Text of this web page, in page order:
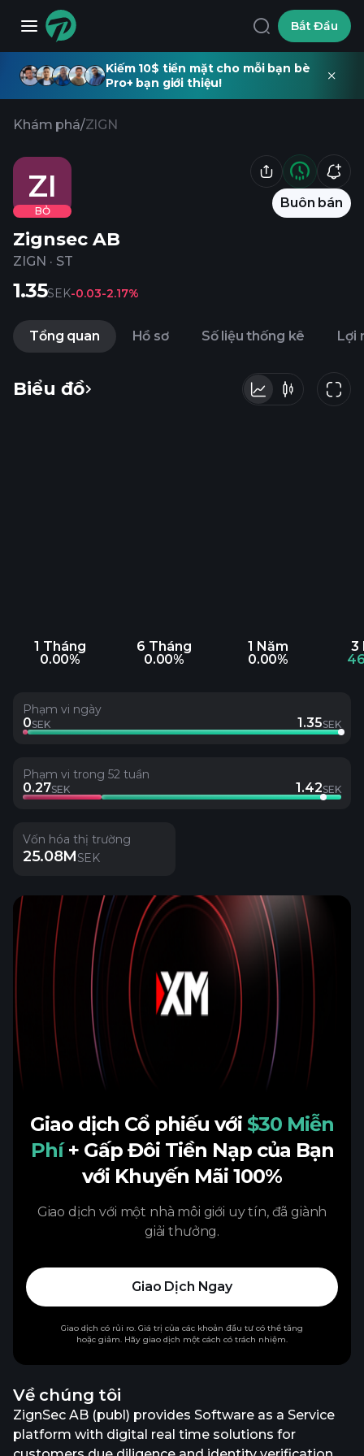
Bắt Đầu
Kiếm 10$ tiền mặt cho mỗi bạn bè
Pro+ bạn giới thiệu!
Khám phá/ZIGN
ZI
BỎ
Buôn bán
Zignsec AB
ZIGN · ST
1.35SEK-0.03-2.17%
Tổng quan Hồ sơ Số liệu thống kê Lợi
Biểu đồ
1 Tháng
0.00%
6 Tháng
0.00%
1 Năm
0.00%
3
Phạm vi ngày
0SEK 1.35SEK
Phạm vi trong 52 tuần
0.27SEK 1.42SEK
Vốn hóa thị trường
25.08MSEK
Về chúng tôi
ZignSec AB (publ) provides Software as a Service
platform with digital real time solutions for
Giao dịch Cổ phiếu với $30 Miễn
Phí + Gấp Đôi Tiền Nạp của Bạn
với Khuyến Mãi 100%
Giao dịch với một nhà môi giới uy tín, đã giành
giải thưởng.
Giao Dịch Ngay
Giao dịch có rủi ro. Giá trị của các khoản đầu tư có thể tăng
hoặc giảm. Hãy giao dịch một cách có trách nhiệm.